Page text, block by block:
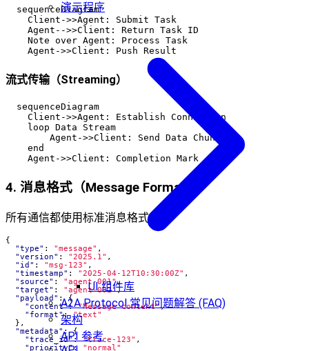
演示程序
UI 组件库
A2A Protocol 常见问题解答 (FAQ)
架构
API 参考
  sequenceDiagram
    Client->>Agent: Submit Task
    Agent-->>Client: Return Task ID
    Note over Agent: Process Task
流式传输（Streaming）
  sequenceDiagram
    Client->>Agent: Establish Connection
    loop Data Stream
        Agent->>Client: Send Data Chunk
    end
4. 消息格式（Message Format）
所有通信都使用标准消息格式：
{
"type" : "message" ,
"version" : "2025.1" ,
"id" : "msg-123" ,
"timestamp" : "2025-04-12T10:30:00Z" ,
"source" : "agent-001",
"target" : "agent-002",
"payload" :
{
"content": "Message content",
"format": "text"
},
"metadata":
{
"trace_id": "trace-123" ,
"priority":
"normal"